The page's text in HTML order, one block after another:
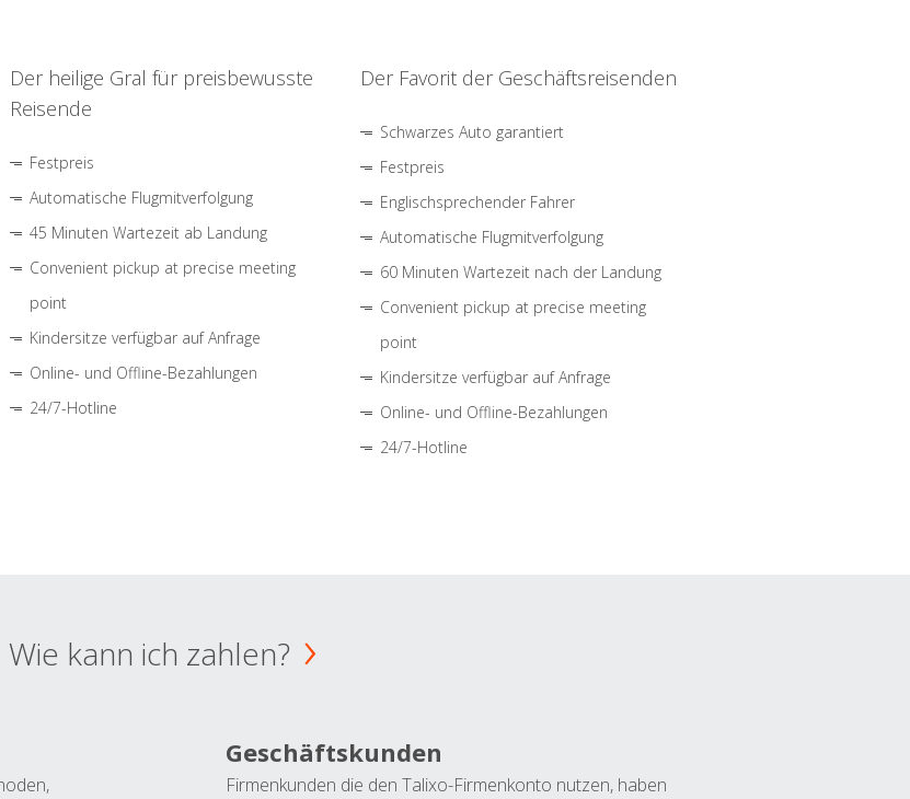
Der heilige Gral für preisbewusste
Reisende
Festpreis
Automatische Flugmitverfolgung
45 Minuten Wartezeit ab Landung
Convenient pickup at precise meeting
point
Kindersitze verfügbar auf Anfrage
Online- und Offline-Bezahlungen
24/7-Hotline
Der Favorit der Geschäftsreisenden
Schwarzes Auto garantiert
Festpreis
Englischsprechender Fahrer
Automatische Flugmitverfolgung
60 Minuten Wartezeit nach der Landung
Convenient pickup at precise meeting
point
Kindersitze verfügbar auf Anfrage
Online- und Offline-Bezahlungen
24/7-Hotline
Wie kann ich zahlen?
Geschäftskunden
Firmenkunden die den Talixo-Firmenkonto nutzen, haben